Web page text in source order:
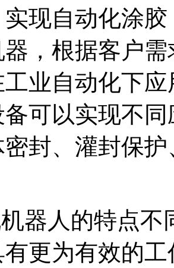
现自动化涂
，根据客户
工业自动化下
备可以实现不
封、灌封保
器人的特点不
更为有效的